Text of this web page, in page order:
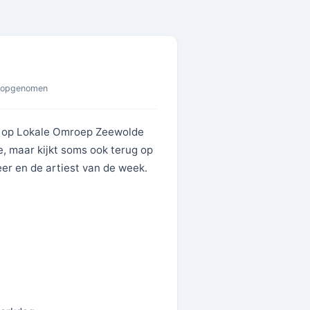
Lokale Omroep Zeewolde
maar kijkt soms ook terug op
en de artiest van de week.